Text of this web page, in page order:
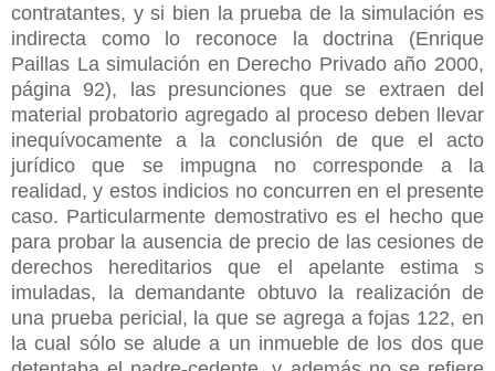
contratantes, y si bien la prueba de la simulación es
indirecta como lo reconoce la doctrina (Enrique
Paillas La simulación en Derecho Privado año 2000,
página 92), las presunciones que se extraen del
material probatorio agregado al proceso deben llevar
inequívocamente a la conclusión de que el acto
jurídico que se impugna no corresponde a la
realidad, y estos indicios no concurren en el presente
caso. Particularmente demostrativo es el hecho que
para probar la ausencia de precio de las cesiones de
derechos hereditarios que el apelante estima s
imuladas, la demandante obtuvo la realización de
una prueba pericial, la que se agrega a fojas 122, en
la cual sólo se alude a un inmueble de los dos que